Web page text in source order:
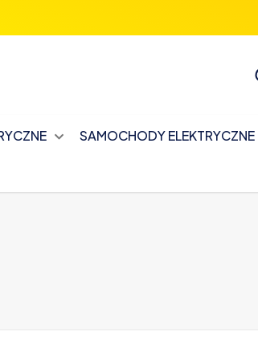
SAMOCHODY ELEKTRYCZNE